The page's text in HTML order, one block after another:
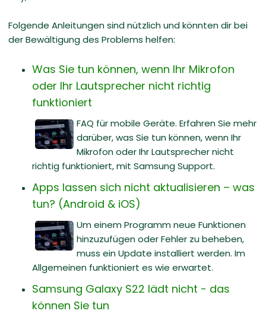
Folgende Anleitungen sind nützlich und könnten dir bei
der Bewältigung des Problems helfen:
Was Sie tun können, wenn Ihr Mikrofon
oder Ihr Lautsprecher nicht richtig
funktioniert
FAQ für mobile Geräte. Erfahren Sie mehr
darüber, was Sie tun können, wenn Ihr
Mikrofon oder Ihr Lautsprecher nicht
richtig funktioniert, mit Samsung Support.
Apps lassen sich nicht aktualisieren – was
tun? (Android & iOS)
Um einem Programm neue Funktionen
hinzuzufügen oder Fehler zu beheben,
muss ein Update installiert werden. Im
Allgemeinen funktioniert es wie erwartet.
Samsung Galaxy S22 lädt nicht - das
können Sie tun